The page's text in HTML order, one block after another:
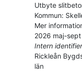
Utbyte
Kommun:
Mer
2026 maj-sept
Intern
Rickleån
län